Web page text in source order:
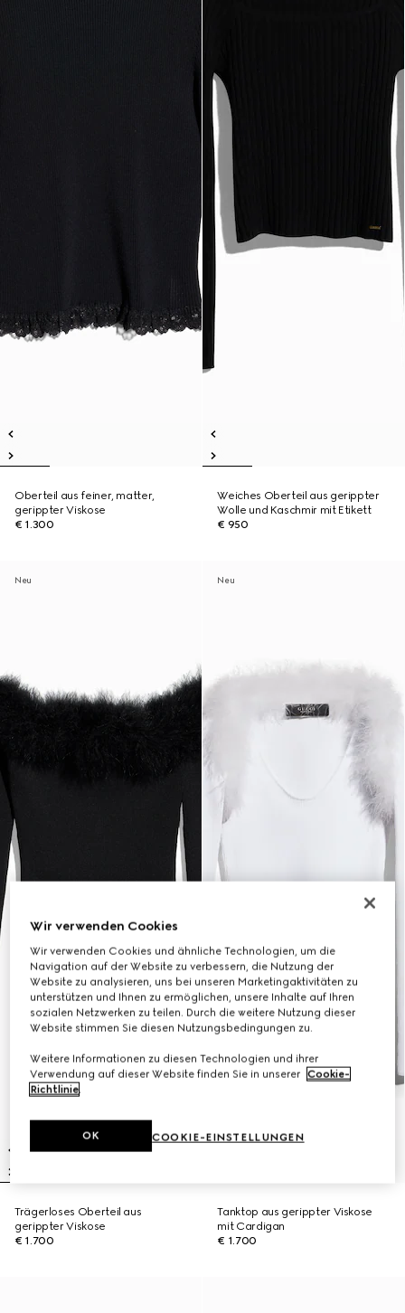
Oberteil aus feiner, matter,
gerippter Viskose
€ 1.300
Weiches Oberteil aus gerippter
Wolle und Kaschmir mit Etikett
€ 950
Neu
Trägerloses Oberteil aus
gerippter Viskose
€ 1.700
Neu
Tanktop aus gerippter Viskose
mit Cardigan
€ 1.700
Wir verwenden Cookies
Wir verwenden Cookies und ähnliche Technologien, um die
Navigation auf der Website zu verbessern, die Nutzung der
Website zu analysieren, uns bei unseren Marketingaktivitäten zu
unterstützen und Ihnen zu ermöglichen, unsere Inhalte auf Ihren
sozialen Netzwerken zu teilen. Durch die weitere Nutzung dieser
Website stimmen Sie diesen Nutzungsbedingungen zu.
Weitere Informationen zu diesen Technologien und ihrer
Verwendung auf dieser Website finden Sie in unserer Cookie-
Richtlinie.
COOKIE-EINSTELLUNGEN
OK